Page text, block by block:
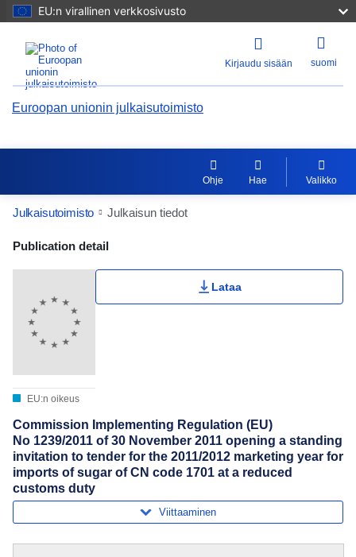
EU:n virallinen verkkosivusto
Kirjaudu sisään suomi
Euroopan unionin julkaisutoimisto
Ohje Hae Valikko
Julkaisutoimisto Julkaisun tiedot
Publication Detail Actions Portlet
Käyttäjän arvosana
Publication detail
EU:n oikeus
Lataa
Commission Implementing Regulation (EU)
No 1239/2011 of 30 November 2011 opening a standing
invitation to tender for the 2011/2012 marketing year for
imports of sugar of CN code 1701 at a reduced
customs duty
Viittaaminen